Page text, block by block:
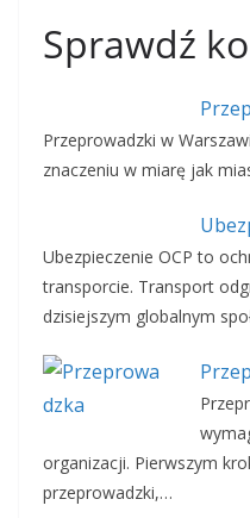
Sprawdź
Przeprowadzki w
znaczeniu w miarę jak
Ubezpieczenie OCP to
transporcie. Transport
dzisiejszym globalnym
organizacji. Pierwszym
przeprowadzki,…